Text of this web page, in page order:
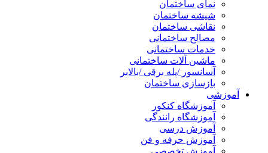
نمای ساختمان
شیشه ساختمان
نقاشی ساختمان
مصالح ساختمانی
خدمات ساختمانی
ماشین آلات ساختمانی
آسانسور /پله برقی /بالابر
بازسازی ساختمان
آموزشی
آموزشگاه کنکور
آموزشگاه رانندگی
آموزش درسی
آموزش حرفه و فن